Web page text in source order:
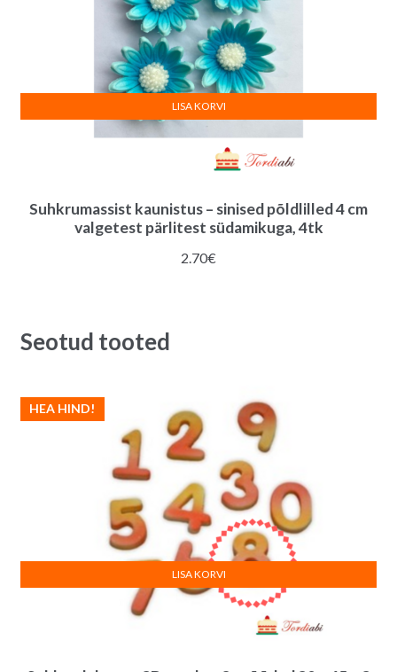
Suhkrumassist kaunistus – sinised põldlilled 4 cm
valgetest pärlitest südamikuga, 4tk
2.70€
LISA KORVI
Seotud tooted
HEA HIND!
LISA KORVI